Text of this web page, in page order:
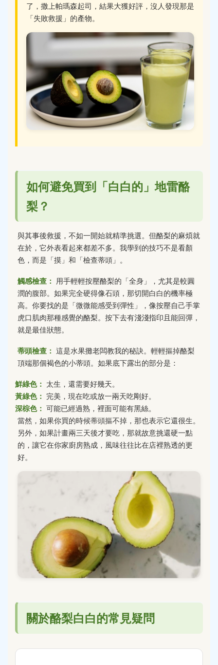
了，撒上帕瑪森起司，結果大獲好評，沒人發現那是
「失敗救援」的產物。
如何避免買到「白白的」地雷酪
梨？
與其事後救援，不如一開始就精準挑選。但酪梨的麻煩就
在於，它外表看起來都差不多。我學到的技巧不是看顏
色，而是「摸」和「檢查蒂頭」。
觸感檢查： 用手輕輕按壓酪梨的「全身」，尤其是較圓
潤的腹部。如果完全硬得像石頭，那切開白白的機率極
高。你要找的是「微微能感受到彈性」，像按壓自己手掌
虎口肌肉那種感覺的酪梨。按下去有淺淺指印且能回彈，
就是最佳狀態。
蒂頭檢查： 這是水果攤老闆教我的秘訣。輕輕摳掉酪梨
頂端那個褐色的小蒂頭。如果底下露出的部分是：
鮮綠色： 太生，還需要好幾天。
黃綠色： 完美，現在吃或放一兩天吃剛好。
深棕色： 可能已經過熟，裡面可能有黑絲。
當然，如果你買的時候蒂頭摳不掉，那也表示它還很生。
另外，如果計畫兩三天後才要吃，那就故意挑還硬一點
的，讓它在你家廚房熟成，風味往往比在店裡熟透的更
好。
關於酪梨白白的常見疑問